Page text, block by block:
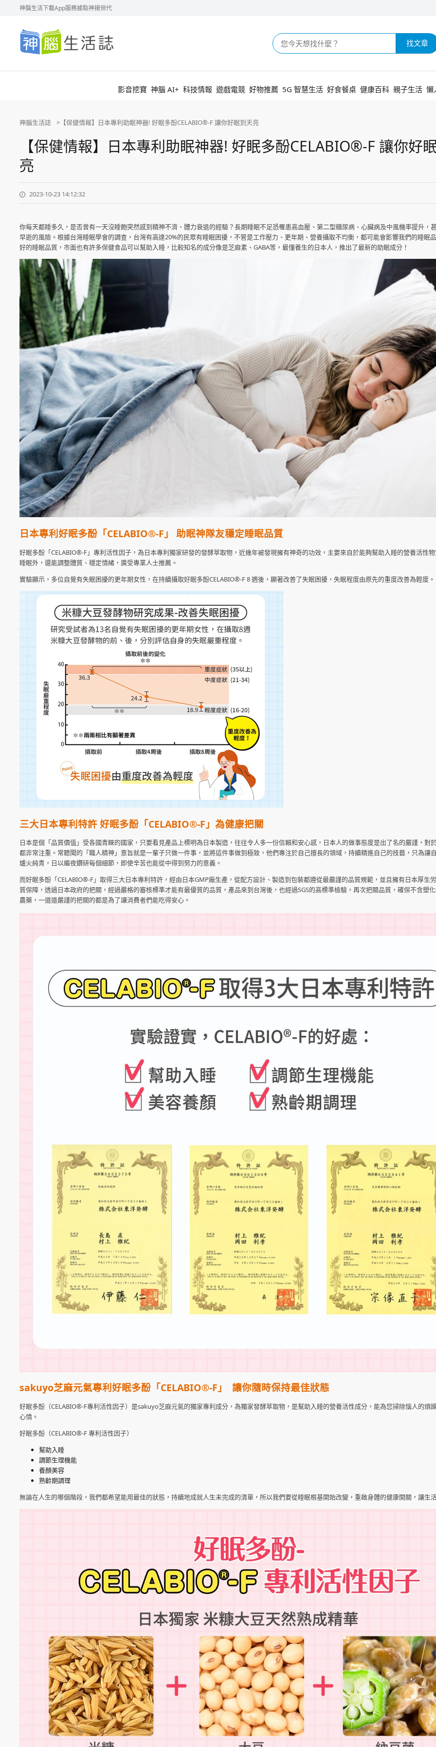
神腦生活下載App服務據點神揚保代
神
腦
生
活
找文章
影音挖寶 神腦 AI+ 科技情報 遊戲電競 好物推薦 5G 智慧生活 好食餐桌 健康百科 親子生活 懶
神腦生活誌 【保健情報】日本專利助眠神器! 好眠多酚CELABIO®-F 讓你好眠到天亮
【保健情報】日本專利助眠神器! 好眠多酚CELABIO®-F 讓你好
亮
2023-10-23 14:12:32
你每天都睡多久，是否曾有一天沒睡飽突然感到精神不濟、體力衰退的經驗？長期睡眠不足恐罹患高血壓、第二型糖尿病、心臟病及中風機率提升，
早逝的風險。根據台灣睡眠學會的調查，台灣有高達20%的民眾有睡眠困擾，不管是工作壓力、更年期、營養攝取不均衡，都可能會影響我們的睡眠
好的睡眠品質，市面也有許多保健食品可以幫助入睡，比較知名的成分像是芝麻素、GABA等，最懂養生的日本人，推出了最新的助眠成分！
日本專利好眠多酚「CELABIO®-F」 助眠神隊友穩定睡眠品質
好眠多酚「CELABIO®-F」專利活性因子，為日本專利獨家研發的發酵萃取物，近幾年被發現擁有神奇的功效，主要來自於能夠幫助入睡的營養活性
睡眠外，還能調整體質、穩定情緒，廣受專業人士推薦。
實驗顯示，多位自覺有失眠困擾的更年期女性，在持續攝取好眠多酚CELABIO®-F 8 週後，顯著改善了失眠困擾，失眠程度由原先的重度改善為輕度。
三大日本專利特許好眠多酚「CELABIO®-F」為健康把關
日本是個「品質價值」受各國青睞的國家，只要看見產品上標明為日本製造，往往令人多一份信賴和安心感，日本人的做事態度是出了名的嚴謹，對
都非常注重。常聽聞的「職人精神」意旨就是一輩子只做一件事，並將這件事做到極致，他們專注於自己擅長的領域，持續精進自己的技藝，只為讓
爐火純青，日以繼夜鑽研每個細節，即使辛苦也能從中得到努力的意義。
而好眠多酚「CELABIO®-F」取得三大日本專利特許，經由日本GMP廠生產，從配方設計、製造到包裝都遵從最嚴謹的品質規範，並且擁有日本厚生
質保障，透過日本政府的把關，經過嚴格的審核標準才能有最優質的品質，產品來到台灣後，也經過SGS的高標準檢驗，再次把關品質，確保不含塑
農藥，一道道嚴謹的把關的都是為了讓消費者們能吃得安心。
sakuyo芝麻元氣專利好眠多酚「CELABIO®-F」 讓你隨時保持最佳狀態
好眠多酚（CELABIO®-F專利活性因子）是sakuyo芝麻元氣的獨家專利成分，為獨家發酵萃取物，是幫助入睡的營養活性成分，能為您掃除惱人的煩
心情。
好眠多酚（CELABIO®-F 專利活性因子）
幫助入睡
調節生理機能
養顏美容
熟齡期調理
無論在人生的哪個階段，我們都希望能用最佳的狀態，持續地成就人生未完成的清單，所以我們要從睡眠根基開始改變，重啟身體的健康開關，讓生